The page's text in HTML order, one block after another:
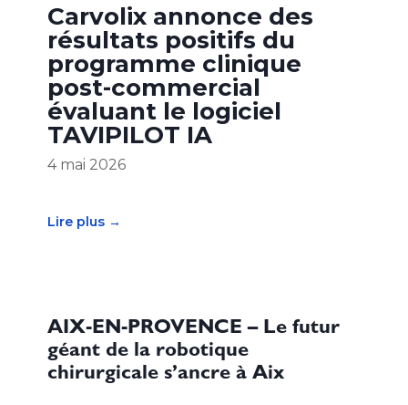
Carvolix annonce des
résultats positifs du
programme clinique
post-commercial
évaluant le logiciel
TAVIPILOT IA
4 mai 2026
Lire plus →
AIX-EN-PROVENCE – Le futur
géant de la robotique
chirurgicale s’ancre à Aix